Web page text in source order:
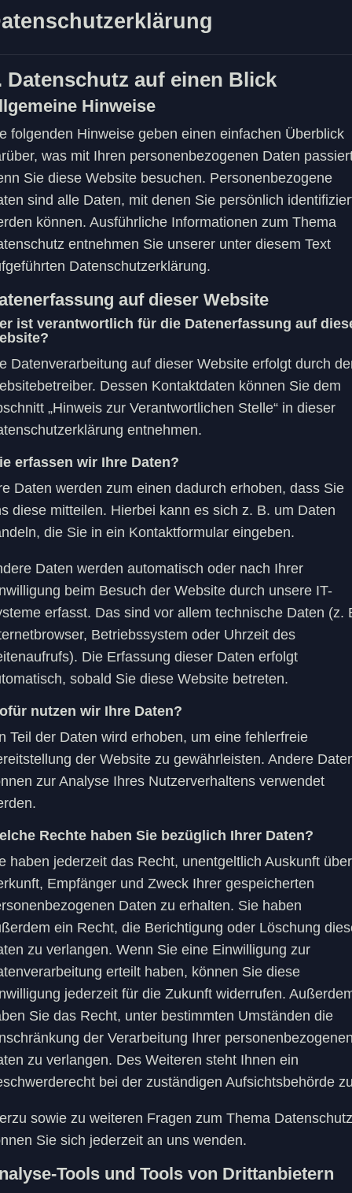
Datenschutz auf einen Blick
Hinweise
folgenden Hinweise geben einen einfachen Überblick
was mit Ihren personenbezogenen Daten
Sie diese Website besuchen. Personenbezogene
sind alle Daten, mit denen Sie persönlich
können. Ausführliche Informationen zum Thema
entnehmen Sie unserer unter diesem Text
Datenschutzerklärung.
auf dieser Website
ist verantwortlich für die Datenerfassung auf
Datenverarbeitung auf dieser Website erfolgt durch
Dessen Kontaktdaten können Sie dem
„Hinweis zur Verantwortlichen Stelle“ in dieser
entnehmen.
erfassen wir Ihre Daten?
Daten werden zum einen dadurch erhoben, dass Sie
diese mitteilen. Hierbei kann es sich z. B. um Daten
die Sie in ein Kontaktformular eingeben.
Daten werden automatisch oder nach Ihrer
beim Besuch der Website durch unsere IT-
erfasst. Das sind vor allem technische Daten (z.
Betriebssystem oder Uhrzeit des
Die Erfassung dieser Daten erfolgt
sobald Sie diese Website betreten.
nutzen wir Ihre Daten?
Teil der Daten wird erhoben, um eine fehlerfreie
der Website zu gewährleisten. Andere
zur Analyse Ihres Nutzerverhaltens verwendet
Rechte haben Sie bezüglich Ihrer Daten?
haben jederzeit das Recht, unentgeltlich Auskunft über
Empfänger und Zweck Ihrer gespeicherten
Daten zu erhalten. Sie haben
ein Recht, die Berichtigung oder Löschung
zu verlangen. Wenn Sie eine Einwilligung zur
erteilt haben, können Sie diese
jederzeit für die Zukunft widerrufen.
Sie das Recht, unter bestimmten Umständen die
der Verarbeitung Ihrer
zu verlangen. Des Weiteren steht Ihnen ein
bei der zuständigen Aufsichtsbehörde
sowie zu weiteren Fragen zum Thema Datenschutz
Sie sich jederzeit an uns wenden.
Tools und Tools von Dritt­anbietern